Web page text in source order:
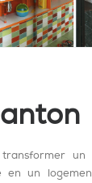
un
en un